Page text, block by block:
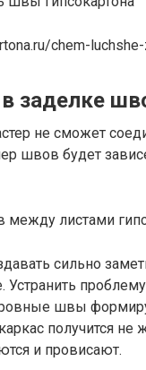
chem-
заделке
не сможет
швов будет
сильно
Устранить
швы
получится
и провисают.